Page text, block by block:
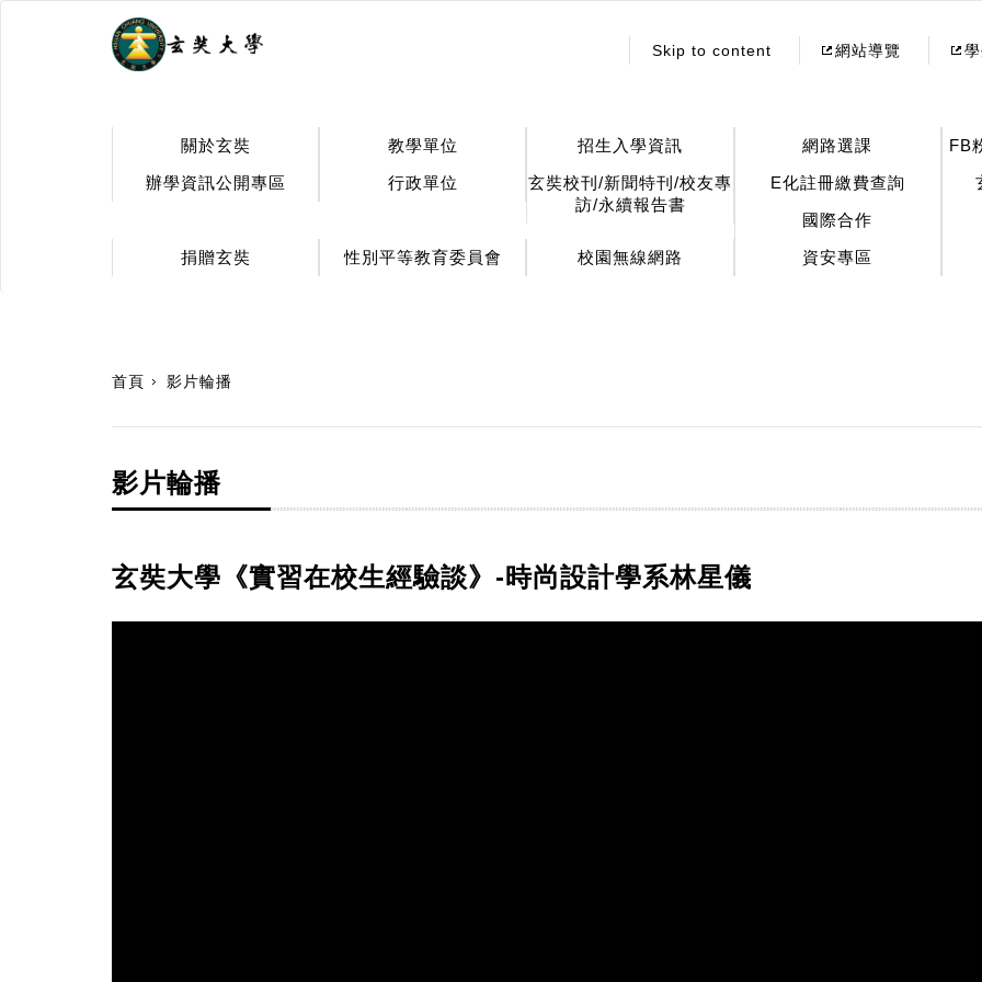
Skip to content 網站導覽
關於玄奘 教學單位 招生入學資訊 網路選課 FB
辦學資訊公開專區
行政單位
玄奘校刊/新聞特刊/校友專
訪/永續報告書
E化註冊繳費查詢
國際合作
捐贈玄奘
性別平等教育委員會 校園無線網路 資安專區
首頁 影片輪播
影片輪播
玄奘大學《實習在校生經驗談》-時尚設計學系林星儀